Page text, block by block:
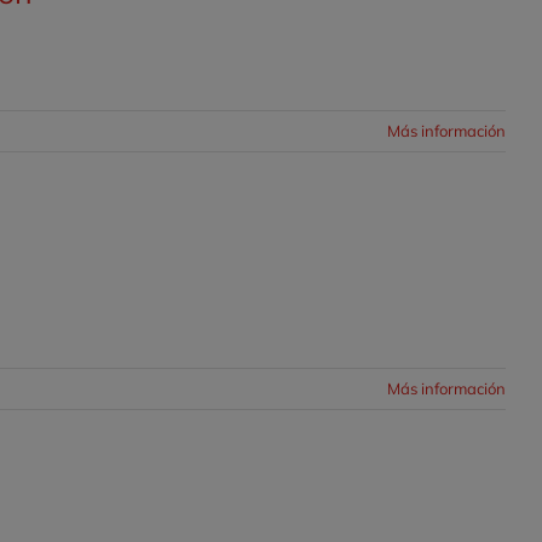
Más información
Más información